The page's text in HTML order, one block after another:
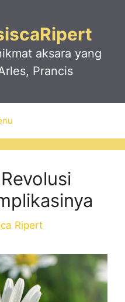
aksara yang
Prancis
Ripert